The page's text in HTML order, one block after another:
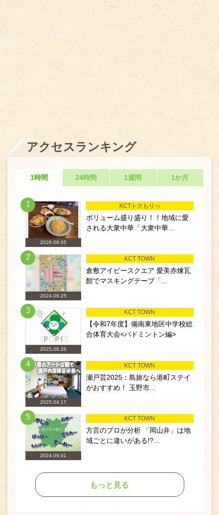
アクセスランキング
1時間 24時間 1週間 1か月
1
2026.08.05
KCTトクもりっ
ボリューム盛り盛り！！地域に愛
される大衆中華「大衆中華...
2
2024.09.25
KCT TOWN
倉敷アイビースクエア 愛美赤煉瓦
館でマスキングテープ「...
3
2025.06.26
KCT TOWN
【令和7年度】備南東地区中学校総
合体育大会<バドミントン編>
4
2025.04.17
KCT TOWN
瀬戸芸2025：島旅なら港町ステイ
がおすすめ！ 玉野市...
5
2024.09.01
KCT TOWN
方言のプロが分析 「岡山弁」は地
域ごとに違いがある!?...
もっと見る